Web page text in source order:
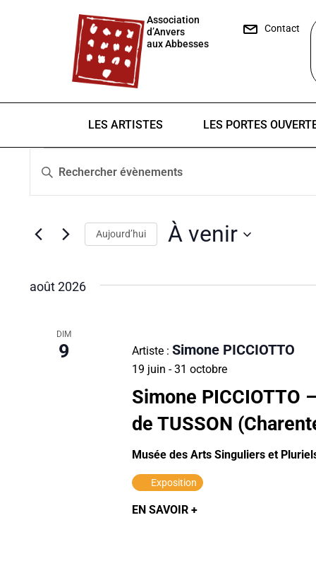
Association
d’Anvers
aux Abbesses
Contact
LES ARTISTES LES PORTES
Recherche
et
navigation
de
Évènements
Saisir
Évènements
clé.
Aujourd’hui À venir
août 2026
DIM
9
19 juin -31 octobre
Simone PICCIOTTO
de TUSSON
Musée des Arts Singuliers et
Exposition
Artiste : Simone PICCIOTTO
EN SAVOIR +